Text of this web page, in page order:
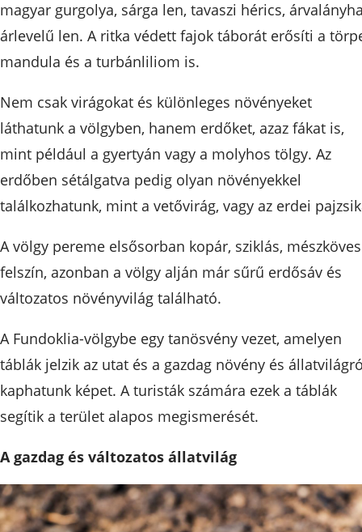
magyar gurgolya, sárga len, tavaszi hérics,
árlevelű len. A ritka védett fajok táborát erősíti a
mandula és a turbánliliom is.
Nem csak virágokat és különleges növényeket
láthatunk a völgyben, hanem erdőket, azaz fákat is,
mint például a gyertyán vagy a molyhos tölgy. Az
erdőben sétálgatva pedig olyan növényekkel
találkozhatunk, mint a vetővirág, vagy az erdei
A völgy pereme elsősorban kopár, sziklás, mészköves
felszín, azonban a völgy alján már sűrű erdősáv és
változatos növényvilág található.
A Fundoklia-völgybe egy tanösvény vezet, amelyen
táblák jelzik az utat és a gazdag növény és
kaphatunk képet. A turisták számára ezek a táblák
segítik a terület alapos megismerését.
A gazdag és változatos állatvilág